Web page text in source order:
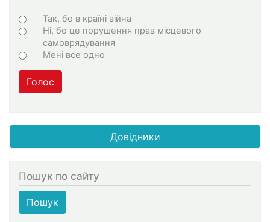
Варіанти
Так, бо в країні війна
Ні, бо це порушення прав місцевого
самоврядування
Мені все одно
Голос
Довідники
Пошук по сайту
Пошук